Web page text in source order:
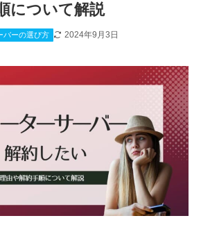
について解説
バーの選び方 2024年9月3日